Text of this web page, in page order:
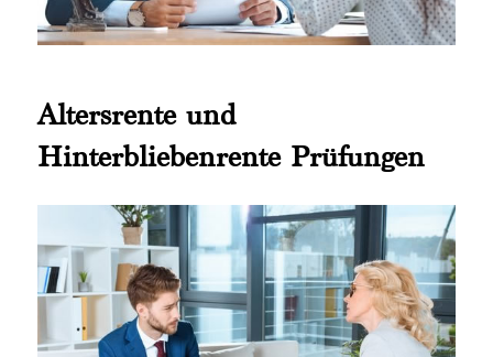
Altersrente und
Hinterbliebenrente Prüfungen